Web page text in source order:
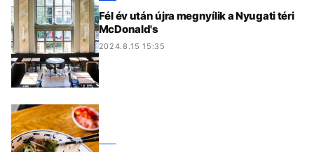
Fél év után újra megnyílik a Nyugati téri
McDonald's
2024.8.15 15:35